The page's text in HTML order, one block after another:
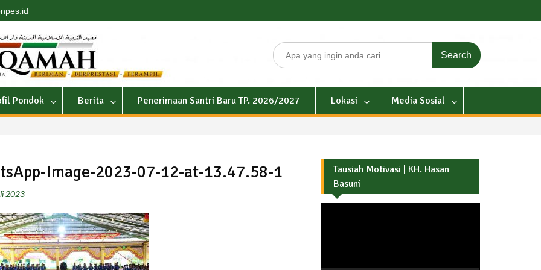
Search
for:
Pondok Berita Penerimaan Santri Baru TP. 2026/2027 Lokasi Media Sosial
Image-2023-07-12-at-13.47.58-1
2023
Tausiah Motivasi | KH. Hasan
Basuni